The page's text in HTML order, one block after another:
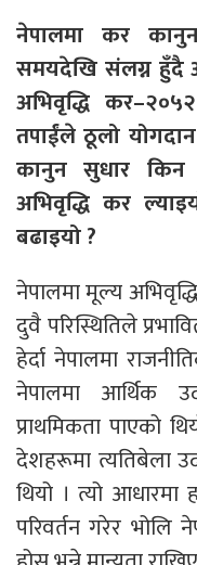
नेपालमा कर
समयदेखि संलग्न हुँदै
अभिवृद्धि
तपाईंले ठूलो
कानुन सुधार
अभिवृद्धि कर
बढाइयो ?
नेपालमा मूल्य
दुवै परिस्थितिले
हेर्दा नेपालमा
नेपालमा आर्थिक
प्राथमिकता पाएको
देशहरूमा त्यतिबेला
थियो । त्यो आधारमा
परिवर्तन गरेर भोलि